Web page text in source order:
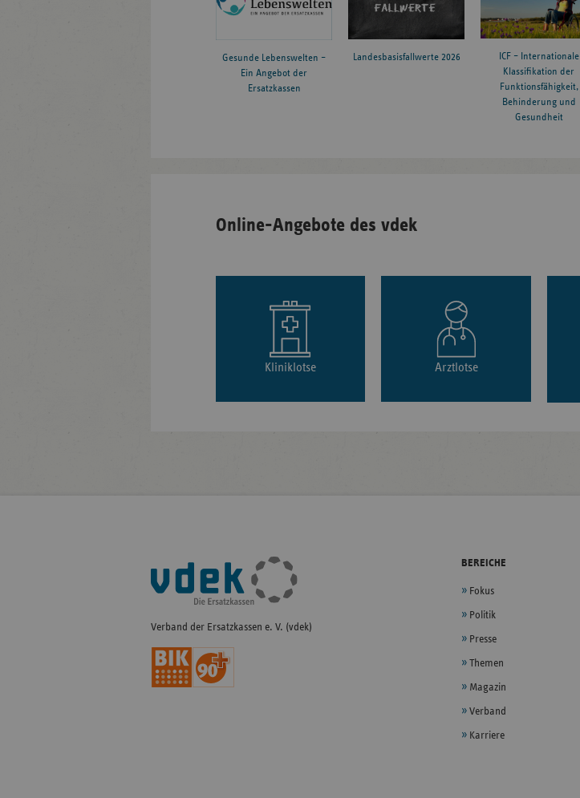
Gesunde Lebenswelten –
Ein Angebot der
Ersatzkassen
Landesbasisfallwerte 2026
ICF – Internationale
Klassifikation der
Funktionsfähigkeit,
Behinderung und
Gesundheit
Online-Angebote des vdek
Kliniklotse Arztlotse
Fußleisten-
Navigation
Verband der Ersatzkassen e. V. (vdek)
BEREICHE
Fokus
Politik
Presse
Themen
Magazin
Verband
Karriere